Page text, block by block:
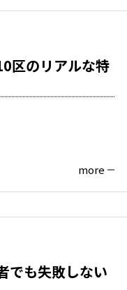
区のリアルな特
more
でも失敗しない